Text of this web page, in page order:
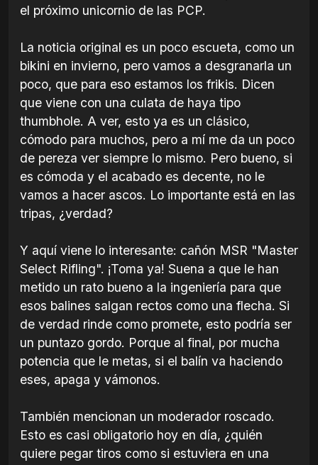
el próximo unicornio de las PCP.
La noticia original es un poco escueta, como un
bikini en invierno, pero vamos a desgranarla un
poco, que para eso estamos los frikis. Dicen
que viene con una culata de haya tipo
thumbhole. A ver, esto ya es un clásico,
cómodo para muchos, pero a mí me da un poco
de pereza ver siempre lo mismo. Pero bueno, si
es cómoda y el acabado es decente, no le
vamos a hacer ascos. Lo importante está en las
tripas, ¿verdad?
Y aquí viene lo interesante: cañón MSR "Master
Select Rifling". ¡Toma ya! Suena a que le han
metido un rato bueno a la ingeniería para que
esos balines salgan rectos como una flecha. Si
de verdad rinde como promete, esto podría ser
un puntazo gordo. Porque al final, por mucha
potencia que le metas, si el balín va haciendo
eses, apaga y vámonos.
También mencionan un moderador roscado.
Esto es casi obligatorio hoy en día, ¿quién
quiere pegar tiros como si estuviera en una